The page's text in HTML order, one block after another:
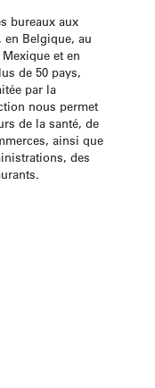
bureaux aux
en Belgique, au
et en
de 50 pays,
par la
nous permet
de la santé, de
ainsi que
des